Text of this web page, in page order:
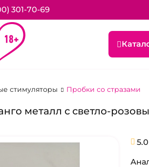
301-70-69
стимуляторы Пробки со стразами
металл с светло-
5.0